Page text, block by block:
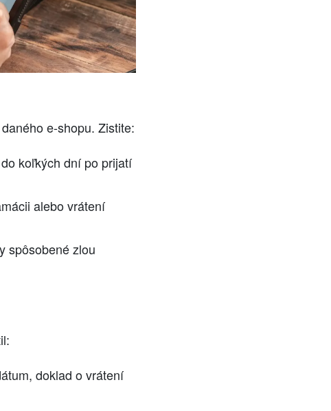
e-shopu. Zistite:
koľkých dní po prijatí
alebo vrátení
spôsobené zlou
doklad o vrátení